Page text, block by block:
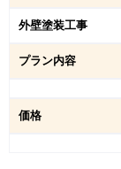
外壁塗装工事
プラン内容
価格